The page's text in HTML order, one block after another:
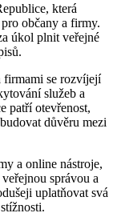
která
občany a firmy.
úkol plnit veřejné
firmami se rozvíjejí
služeb a
patří otevřenost,
důvěru mezi
a online nástroje,
správou a
uplatňovat svá